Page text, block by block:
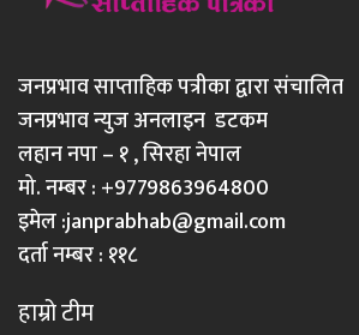
जनप्रभाव साप्ताहिक पत्रीका द्वारा संचालित
जनप्रभाव न्युज अनलाइन डटकम
लहान नपा – १ , सिरहा नेपाल
मो. नम्बर : +9779863964800
इमेल :janprabhab@gmail.com
दर्ता नम्बर : ११८
हाम्रो टीम